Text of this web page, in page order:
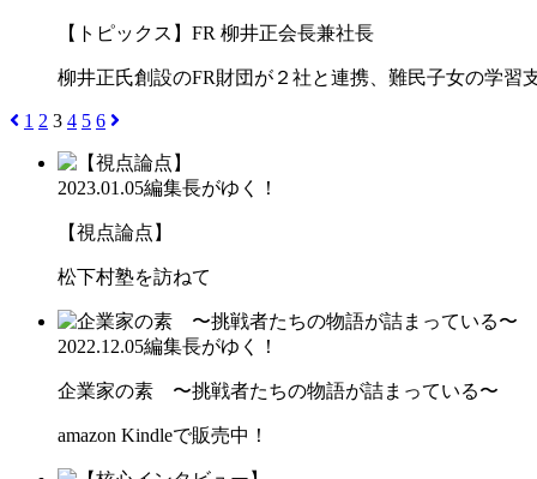
【トピックス】FR 柳井正会長兼社長
柳井正氏創設のFR財団が２社と連携、難民子女の学習
1 2 3 4 5 6
2023.01.05編集長がゆく！
【視点論点】
松下村塾を訪ねて
2022.12.05編集長がゆく！
企業家の素 〜挑戦者たちの物語が詰まっている〜
amazon Kindleで販売中！